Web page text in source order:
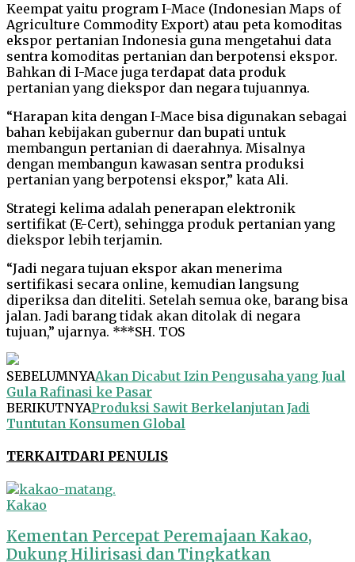
Keempat yaitu program I-Mace (Indonesian Maps of
Agriculture Commodity Export) atau peta komoditas
ekspor pertanian Indonesia guna mengetahui data
sentra komoditas pertanian dan berpotensi ekspor.
Bahkan di I-Mace juga terdapat data produk
pertanian yang diekspor dan negara tujuannya.
“Harapan kita dengan I-Mace bisa digunakan sebagai
bahan kebijakan gubernur dan bupati untuk
membangun pertanian di daerahnya. Misalnya
dengan membangun kawasan sentra produksi
pertanian yang berpotensi ekspor,” kata Ali.
Strategi kelima adalah penerapan elektronik
sertifikat (E-Cert), sehingga produk pertanian yang
diekspor lebih terjamin.
“Jadi negara tujuan ekspor akan menerima
sertifikasi secara online, kemudian langsung
diperiksa dan diteliti. Setelah semua oke, barang bisa
jalan. Jadi barang tidak akan ditolak di negara
tujuan,” ujarnya. ***SH. TOS
SEBELUMNYAAkan Dicabut Izin Pengusaha yang Jual
Gula Rafinasi ke Pasar
BERIKUTNYAProduksi Sawit Berkelanjutan Jadi
Tuntutan Konsumen Global
TERKAITDARI PENULIS
Kakao
Kementan Percepat Peremajaan Kakao,
Dukung Hilirisasi dan Tingkatkan